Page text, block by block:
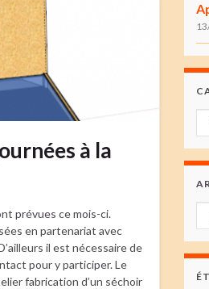
à la
prévues ce mois-ci.
en partenariat avec
il est nécessaire de
pour y participer. Le
fabrication d’un séchoir